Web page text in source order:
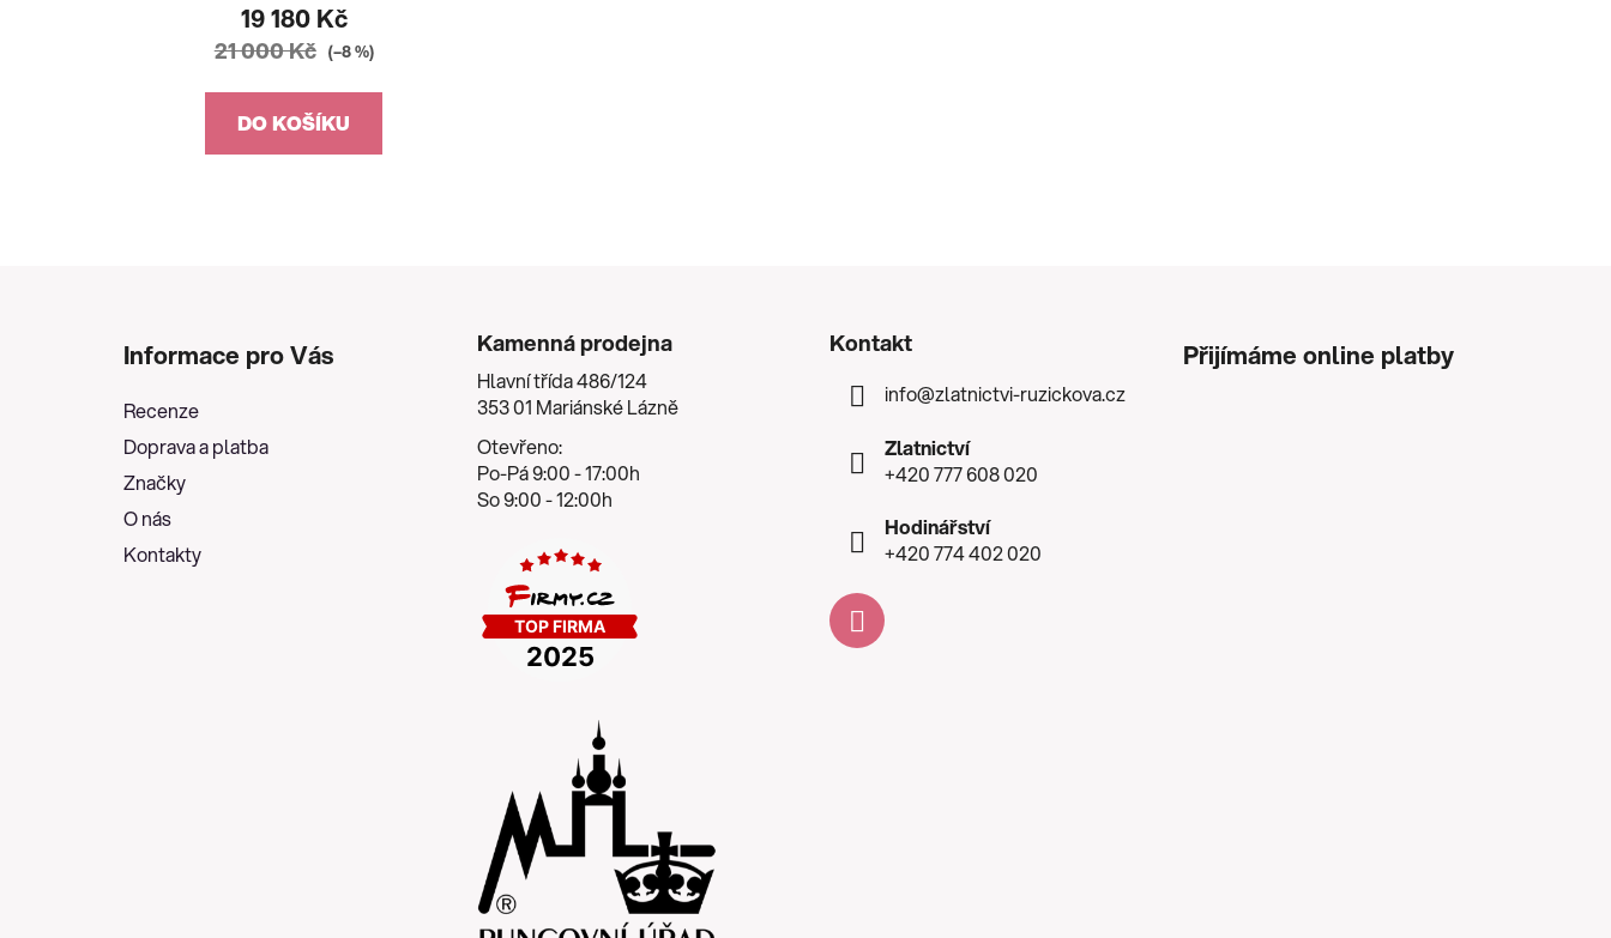
19 180 Kč
21 000 Kč (–8 %)
DO KOŠÍKU
Informace pro Vás
Recenze
Doprava a platba
Značky
O nás
Kontakty
Kamenná prodejna
Hlavní třída 486/124
353 01 Mariánské Lázně
Otevřeno:
Po-Pá 9:00 - 17:00h
So 9:00 - 12:00h
Kontakt
info@zlatnictvi-ruzickova.cz
Zlatnictví
+420 777 608 020
Hodinářství
+420 774 402 020
Přijímáme online platby